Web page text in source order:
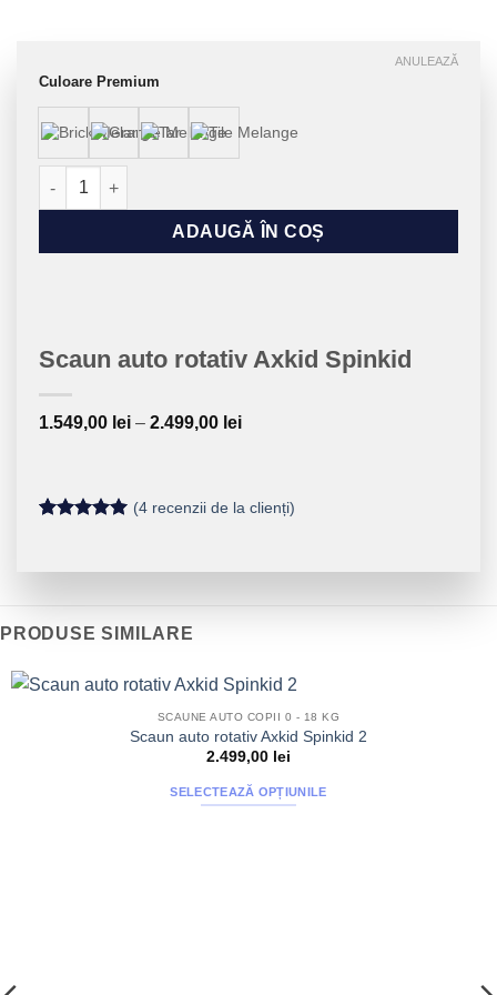
Culoare Premium
ANULEAZĂ
Cantitate Scaun auto rotativ Axkid Spinkid
ADAUGĂ ÎN COȘ
Alternative:
Scaun auto rotativ Axkid Spinkid
1.549,00 lei – 2.499,00 leiInterval
la
baza a
(4recenzii de la clienți)
PRODUSE SIMILARE
SCAUNE AUTO COPII 0 - 18 KG
Scaun auto rotativ Axkid Spinkid 2
2.499,00 lei
SELECTEAZĂ OPȚIUNILE